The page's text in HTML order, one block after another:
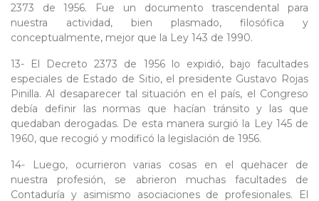
2373 de 1956. Fue un documento trascendental para
nuestra actividad, bien plasmado, filosófica y
conceptualmente, mejor que la Ley 143 de 1990.
13- El Decreto 2373 de 1956 lo expidió, bajo facultades
especiales de Estado de Sitio, el presidente Gustavo Rojas
Pinilla. Al desaparecer tal situación en el país, el Congreso
debía definir las normas que hacían tránsito y las que
quedaban derogadas. De esta manera surgió la Ley 145 de
1960, que recogió y modificó la legislación de 1956.
14- Luego, ocurrieron varias cosas en el quehacer de
nuestra profesión, se abrieron muchas facultades de
Contaduría y asimismo asociaciones de profesionales. El